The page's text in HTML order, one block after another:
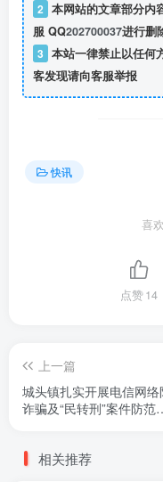
2 本网站的文章部分内
服 QQ202700037进行删
3 本站一律禁止以任何
客发现请向客服举报
快讯
喜
点赞14
上一篇
城头镇扎实开展电信网络
诈骗及“民转刑”案件防范
相关推荐